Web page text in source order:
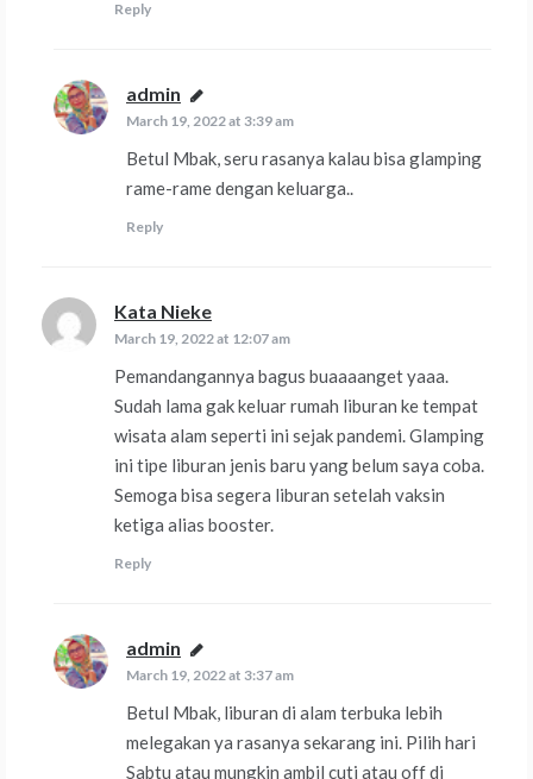
Reply
admin says:
March 19, 2022 at 3:39 am
Betul Mbak, seru rasanya kalau bisa glamping
rame-rame dengan keluarga..
Reply
Kata Nieke
March 19, 2022 at 12:07 am
Pemandangannya bagus buaaaanget yaaa.
Sudah lama gak keluar rumah liburan ke tempat
wisata alam seperti ini sejak pandemi. Glamping
ini tipe liburan jenis baru yang belum saya coba.
Semoga bisa segera liburan setelah vaksin
ketiga alias booster.
Reply
admin says:
March 19, 2022 at 3:37 am
Betul Mbak, liburan di alam terbuka lebih
melegakan ya rasanya sekarang ini. Pilih hari
Sabtu atau mungkin ambil cuti atau off di